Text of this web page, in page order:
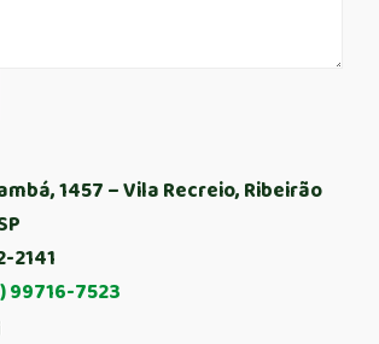
1457 – Vila Recreio, Ribeirão
2141
99716-7523